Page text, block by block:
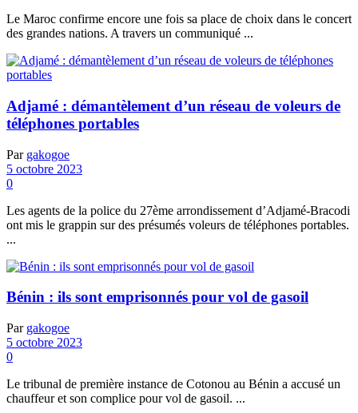
Le Maroc confirme encore une fois sa place de choix dans le concert
des grandes nations. A travers un communiqué ...
Adjamé : démantèlement d’un réseau de voleurs de
téléphones portables
Par gakogoe
5 octobre 2023
0
Les agents de la police du 27ème arrondissement d’Adjamé-Bracodi
ont mis le grappin sur des présumés voleurs de téléphones portables.
...
Bénin : ils sont emprisonnés pour vol de gasoil
Par gakogoe
5 octobre 2023
0
Le tribunal de première instance de Cotonou au Bénin a accusé un
chauffeur et son complice pour vol de gasoil. ...